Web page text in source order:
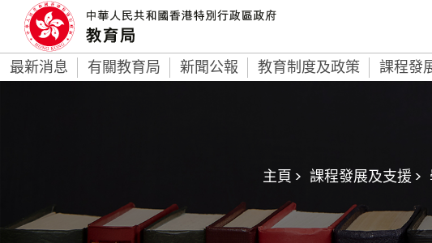
最新消息 有關教育局 新聞公報 教育制度及政策 課程發
主頁 > 課程發展及支援 >